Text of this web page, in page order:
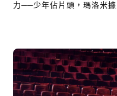
力──少年佔片頭，瑪洛米